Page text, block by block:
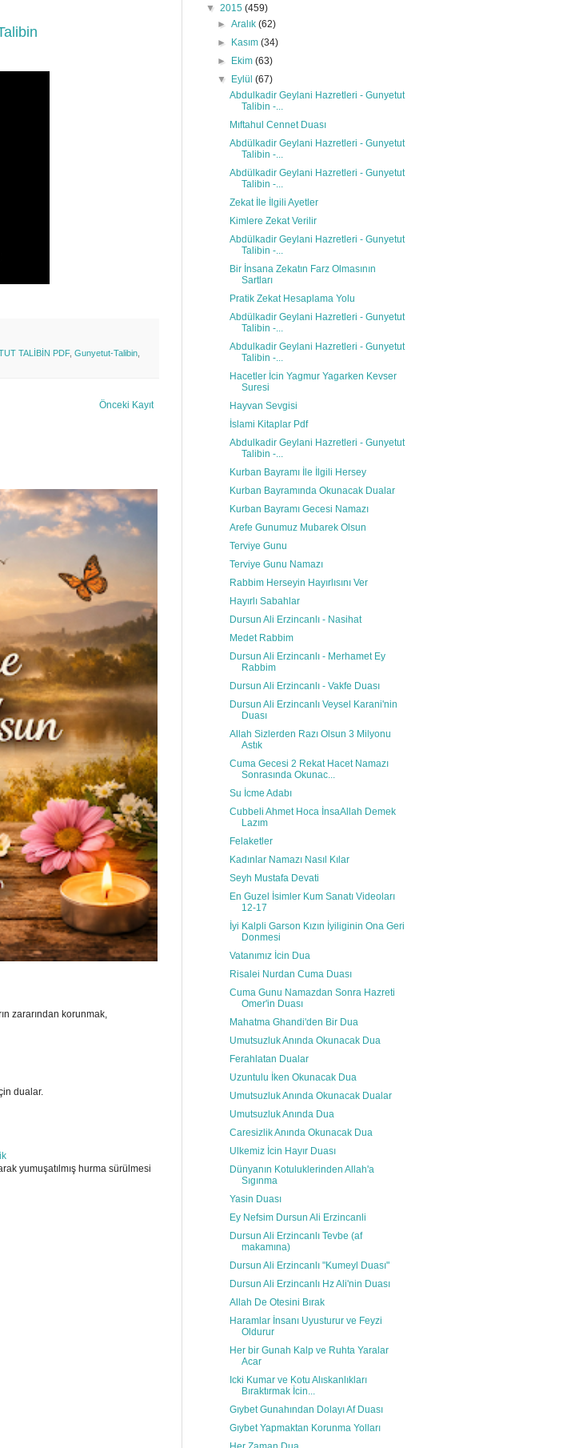
TALİBİN PDF, Gunyetut-Talibin
Önceki Kayıt
zararından korunmak,
dualar.
yumuşatılmış hurma sürülmesi
▼ 2015 (459)
►Aralık(62)
►
Kasım(34)
►
Ekim(63)
▼
Eylül(67)
Abdulkadir Geylani Hazretleri - Gunyetut
Talibin -...
Mıftahul Cennet Duası
Abdülkadir Geylani Hazretleri - Gunyetut
Talibin -...
Abdülkadir Geylani Hazretleri - Gunyetut
Talibin -...
Zekat İle İlgili Ayetler
Kimlere Zekat Verilir
Abdülkadir Geylani Hazretleri - Gunyetut
Talibin -...
Bir İnsana Zekatın Farz Olmasının
Sartları
Pratik Zekat Hesaplama Yolu
Abdülkadir Geylani Hazretleri - Gunyetut
Talibin -...
Abdulkadir Geylani Hazretleri - Gunyetut
Talibin -...
Hacetler İcin Yagmur Yagarken Kevser
Suresi
Hayvan Sevgisi
İslami Kitaplar Pdf
Abdulkadir Geylani Hazretleri - Gunyetut
Talibin -...
Kurban Bayramı İle İlgili Hersey
Kurban Bayramında Okunacak Dualar
Kurban Bayramı Gecesi Namazı
Arefe Gunumuz Mubarek Olsun
Terviye Gunu
Terviye Gunu Namazı
Rabbim Herseyin Hayırlısını Ver
Hayırlı Sabahlar
Dursun Ali Erzincanlı - Nasihat
Medet Rabbim
Dursun Ali Erzincanlı - Merhamet Ey
Rabbim
Dursun Ali Erzincanlı - Vakfe Duası
Dursun Ali Erzincanlı Veysel Karani'nin
Duası
Allah Sizlerden Razı Olsun 3 Milyonu
Astık
Cuma Gecesi 2 Rekat Hacet Namazı
Sonrasında Okunac...
Su İcme Adabı
Cubbeli Ahmet Hoca İnsaAllah Demek
Lazım
Felaketler
Kadınlar Namazı Nasıl Kılar
Seyh Mustafa Devati
En Guzel İsimler Kum Sanatı Videoları
12-17
İyi Kalpli Garson Kızın İyiliginin Ona Geri
Donmesi
Vatanımız İcin Dua
Risalei Nurdan Cuma Duası
Cuma Gunu Namazdan Sonra Hazreti
Omer'in Duası
Mahatma Ghandi'den Bir Dua
Umutsuzluk Anında Okunacak Dua
Ferahlatan Dualar
Uzuntulu İken Okunacak Dua
Umutsuzluk Anında Okunacak Dualar
Umutsuzluk Anında Dua
Caresizlik Anında Okunacak Dua
Ulkemiz İcin Hayır Duası
Dünyanın Kotuluklerinden Allah'a
Sıgınma
Yasin Duası
Ey Nefsim Dursun Ali Erzincanli
Dursun Ali Erzincanlı Tevbe (af
makamına)
Dursun Ali Erzincanlı "Kumeyl Duası"
Dursun Ali Erzincanlı Hz Ali'nin Duası
Allah De Otesini Bırak
Haramlar İnsanı Uyusturur ve Feyzi
Oldurur
Her bir Gunah Kalp ve Ruhta Yaralar
Acar
Icki Kumar ve Kotu Alıskanlıkları
Bıraktırmak İcin...
Gıybet Gunahından Dolayı Af Duası
Gıybet Yapmaktan Korunma Yolları